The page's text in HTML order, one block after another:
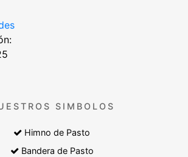
SIMBOLOS
Himno de Pasto
Bandera de Pasto